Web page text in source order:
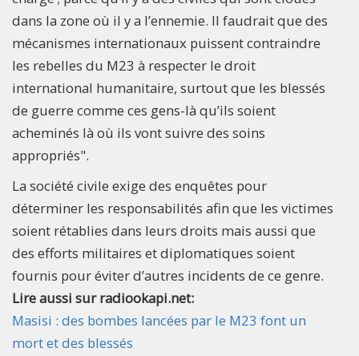
dans la zone où il y a l’ennemie. Il faudrait que des
mécanismes internationaux puissent contraindre
les rebelles du M23 à respecter le droit
international humanitaire, surtout que les blessés
de guerre comme ces gens-là qu’ils soient
acheminés là où ils vont suivre des soins
appropriés".
La société civile exige des enquêtes pour
déterminer les responsabilités afin que les victimes
soient rétablies dans leurs droits mais aussi que
des efforts militaires et diplomatiques soient
fournis pour éviter d’autres incidents de ce genre.
Lire aussi sur radiookapi.net:
Masisi : des bombes lancées par le M23 font un
mort et des blessés